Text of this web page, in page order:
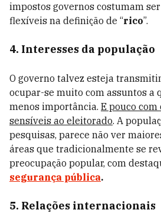
impostos governos costumam
flexíveis na definição de “rico”.
4. Interesses da população
O governo talvez esteja
ocupar-se muito com assuntos a
menos importância. E pouco
sensíveis ao eleitorado. A
pesquisas, parece não ver
áreas que tradicionalmente se
preocupação popular, com
segurança pública.
5. Relações internacionais